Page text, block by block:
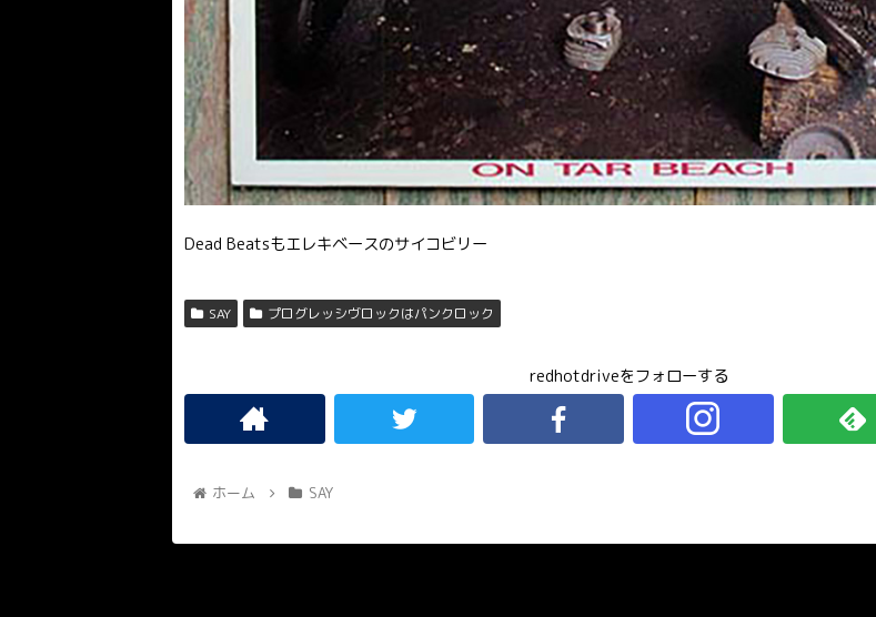
Dead Beatsもエレキベースのサイコビリー
SAY プログレッシヴロックはパンクロック
redhotdriveをフォローする
ホーム SAY